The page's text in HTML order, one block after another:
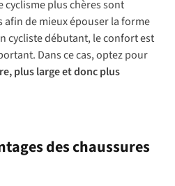
cyclisme plus chères sont
de mieux épouser la forme
cycliste débutant, le confort est
Dans ce cas, optez pour
plus large et donc plus
des chaussures